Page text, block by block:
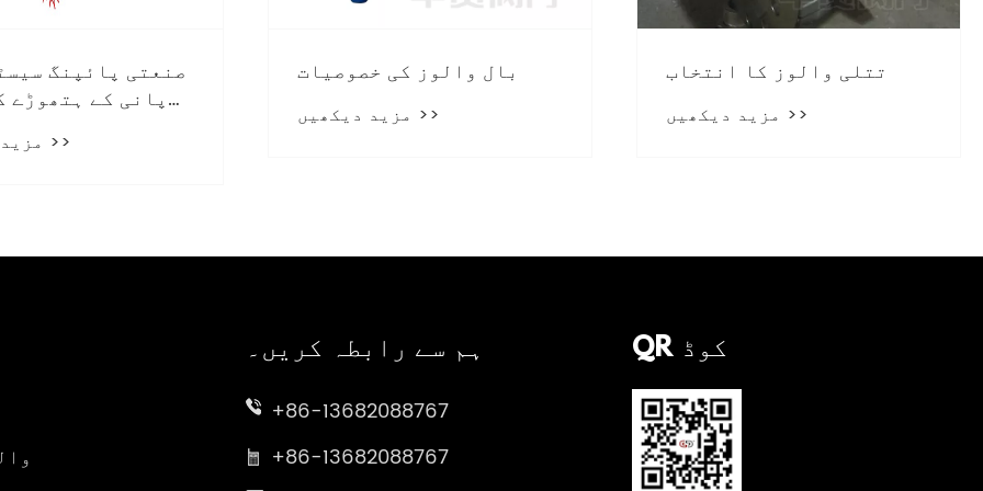
صنعتی پائپنگ
پانی کے ہتھوڑے
مزید دیکھیں >>
بال والوز کی خصوصیات
مزید دیکھیں >>
تتلی والوز کا انتخاب
مزید دیکھیں >>
ہم سے رابطہ کریں۔
+86-13682088767
+86-13682088767
QR کوڈ